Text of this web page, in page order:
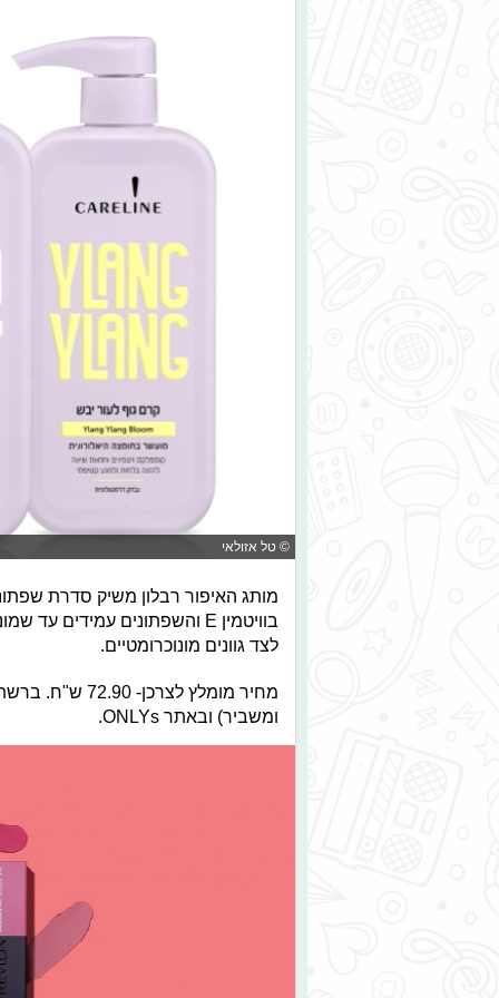
© טל אזולאי
מותג האיפור רבלון משיק סדרת
לצד גוונים מונוכרומטיים.
מחיר מומלץ
ומשביר) ובאתר ONLYs.